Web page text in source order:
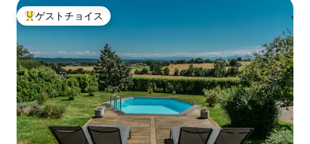
大好評のゲストチョイスです。
ゲストチョイス